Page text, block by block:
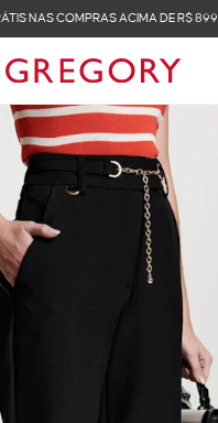
NAS COMPRAS ACIMA DE R$ 899